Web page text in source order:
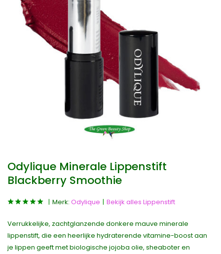
Odylique Minerale Lippenstift
Blackberry Smoothie
Merk: Odylique Bekijk alles Lippenstift
Verrukkelijke, zachtglanzende donkere mauve minerale
lippenstift, die een heerlijke hydraterende vitamine-boost aan
je lippen geeft met biologische jojoba olie, sheaboter en